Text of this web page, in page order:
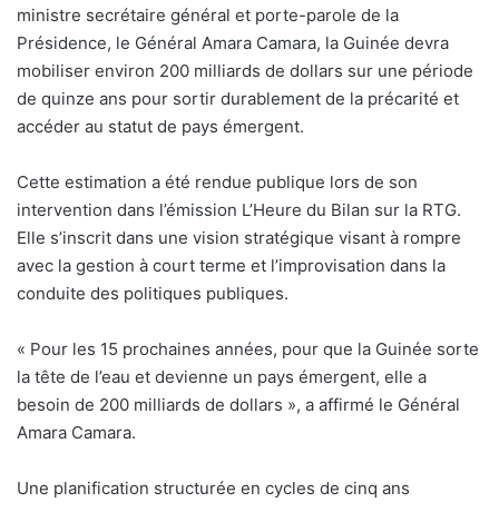
ministre secrétaire général et porte-parole de la
Présidence, le Général Amara Camara, la Guinée devra
mobiliser environ 200 milliards de dollars sur une période
de quinze ans pour sortir durablement de la précarité et
accéder au statut de pays émergent.
Cette estimation a été rendue publique lors de son
intervention dans l’émission L’Heure du Bilan sur la RTG.
Elle s’inscrit dans une vision stratégique visant à rompre
avec la gestion à court terme et l’improvisation dans la
conduite des politiques publiques.
« Pour les 15 prochaines années, pour que la Guinée sorte
la tête de l’eau et devienne un pays émergent, elle a
besoin de 200 milliards de dollars », a affirmé le Général
Amara Camara.
Une planification structurée en cycles de cinq ans